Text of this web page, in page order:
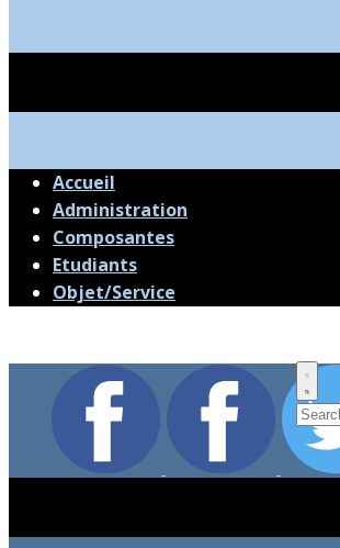
Accueil
Administration
Composantes
Etudiants
Objet/Service